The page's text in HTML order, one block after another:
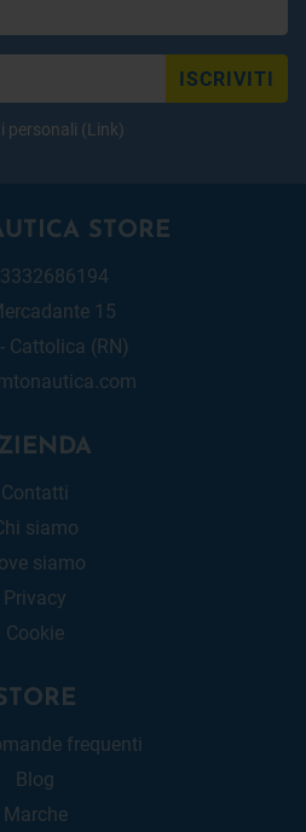
ISCRIVITI
personali (Link)
STORE
15
Cattolica (RN)
Contatti
siamo
siamo
Privacy
Cookie
frequenti
Blog
Marche